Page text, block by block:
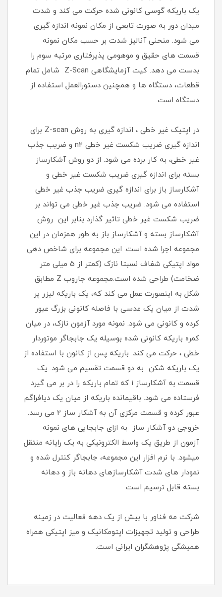
یک باریکه گوسی کانونی شده حرکت می کند و شدت
میدان دور به صورت تابعی از مکان نمونه اندازه گیری
می شود. منحنی آنالیز شدت بر حسب مکان نمونه
قسمت های حقیق و موهومی پذیرفتاری مرتبه سوم را
بدست می دهد. کیت آزمایشگاهی Z-Scan شامل تمام
قطعات، دستگاه ها و همچنین دستورالعمل استفاده از
دستگاه است.
در اپتیک غیر خطی ، اندازه گیری به روش Z-scan برای
اندازه گیری ضریب شکست غیر خطی n2 و ضریب جذب
غیر خطی، به کار برده می ‏شود. از دو روش آشکارساز
بسته برای اندازه گیری ضریب شکست غیر خطی و
آشکارساز باز برای اندازه گیری ضریب جذب غیر خطی
استفاده می ‏شود. ضریب جذب غیر خطی می تواند بر
ضریب شکست غیر خطی تاثیر گذارد بنابر این روش
آشکارساز بسته و آشکارساز باز به طور همزمان در این
مجموعه اجرا شده است. این مجموعه برای شاخص دهی
مواد اپتیکی شفاف نسبتا نازک (کمتر از 5 میلی متر
ضخامت) طراحی شده است.مجموعه جاروب Z مطابق
شکل به اینصورت عمل می‏ کند که، یک باریکه لیزر پر
شدت از میان یک عدسی با فاصله کانونی بزرگ عبور
کرده و کانونی می‏ شود. نمونه مورد آزمون نازک، در میان
کمره باریکه کانونی شده بوسیله یک جابجاگر موتوردار
خطی ، حرکت می‏ کند. باریکه پس از کانون با استفاده از
یک باریکه شکن به دو قسمت تقسیم می ‏شود. یک
قسمت به آشکارساز 1 که تمام باریکه را در بر می گیرد
فرستاده می ‏شود. باقیمانده باریکه از میان یک دیافراگم
عبور کرده و قسمت مرکزی آن به آشکار ساز 2 می رسد.
خروجی دو آشکار ساز به ازای جابجایی های نمونه
آزمون از طریق یک واسط الکترونیکی به یک رایانه منتقل
می‏شود. با نرم افزار این مجموعه، جابجاگر کنترل شده و
نمودار های شدت آشکارسازهای دهانه باز و دهانه
بسته قابل ترسیم است.
شرکت مه فناور با بیش از یک دهه فعالیت در زمینه
طراحی و تولید تجهیزات اپتومکانیک و میز اپتیکی همراه
همیشگی پژوهشگران ایرانی است.